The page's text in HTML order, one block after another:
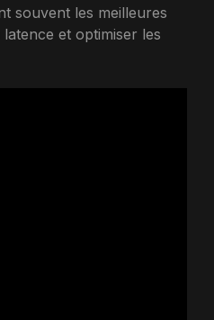
souvent les meilleures
et optimiser les